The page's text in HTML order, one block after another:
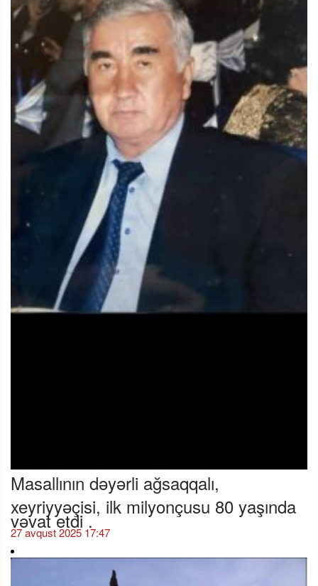
Masallının dəyərli ağsaqqalı,
xeyriyyəçisi, ilk milyonçusu 80 yaşında
vəvat etdi .
27 avqust 2025 17:47